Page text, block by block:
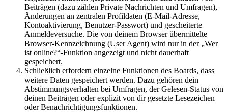
Beiträgen (dazu zählen Private Nachrichten und Umfragen),
Änderungen an zentralen Profildaten (E-Mail-Adresse,
Kontoaktivierung, Benutzer-Passwort) und gescheiterte
Anmeldeversuche. Die von deinem Browser übermittelte
Browser-Kennzeichnung (User Agent) wird nur in der „Wer
ist online?“-Funktion angezeigt und nicht dauerhaft
gespeichert.
Schließlich erfordern einzelne Funktionen des Boards, dass
weitere Daten gespeichert werden. Dazu gehören dein
Abstimmungsverhalten bei Umfragen, der Gelesen-Status von
deinen Beiträgen oder explizit von dir gesetzte Lesezeichen
oder Benachrichtigungsfunktionen.